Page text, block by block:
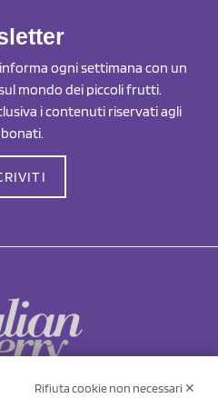
ogni settimana con un
mondo dei piccoli frutti.
i contenuti riservati agli
Rifiuta cookie non necessari ✕